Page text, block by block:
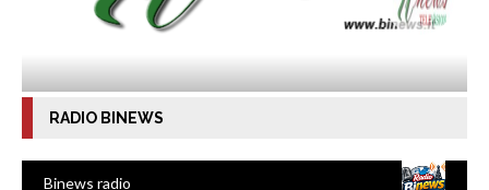
RADIO BINEWS